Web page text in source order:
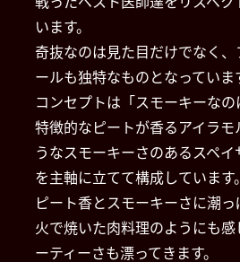
います。
奇抜なのは見た目だけでなく、
ールも独特なものとなっていま
コンセプトは「スモーキーなの
特徴的なピートが香るアイラモ
うなスモーキーさのあるスペ
を主軸に立てて構成しています。
ピート香とスモーキーさに潮
火で焼いた肉料理のようにも
ーティーさも漂ってきます。